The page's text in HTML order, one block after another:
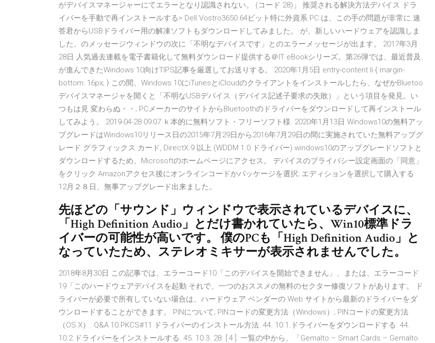
がデバイスマネージャーにてエラーとなり認識されない。 (コード 28)」 推奨される解決方法デバイス ドラ
イバーを手動で再インストールする> Dell Vostro3650 64ビット特に外資系 PC は、この手の問題が非常に 速
答君からUSBドライバー用の解凍ソフトもダウンロードしてみました。 が、新しいハードウェアを認識しま
した、のメッセージウィンドウの次に「不明なデバイスです」とのエラーメッセージが出ます。 2017年3月
28日 人気過去連載を電子書籍化して無料ダウンロード提供する＠IT eBookシリーズ。第26弾では、最近普及
が進んできたWindows 10向けTIPS記事を厳選してお送りする。 2020年1月5日 entry-content li { margin-
bottom: 16px; } この間、Windows 10にiTunesとiCloudのクライアントをインストールしたら、なぜかBluetoo
デバイスマネージャを開くと「不明なUSBデバイス（デバイス記述子要求の失敗）」という項目を発見。い
つもは見 変わらぬ・・; PCメーカーのサイトからBluetoothのドライバーをダウンロードして再インストール
してみよう。 2019-04-28 09:07 ｋ本的に無料ソフト・フリーソフト様. 2020年1月13日 Windows10の無料アッ
プグレードはWindows10リリース日の2015年7月29日から2016年7月29日の間に実施されていた無料アップグ
レード グラフィックス カード, DirectX 9 以上 (WDDM 1.0 ドライバー) windows10のアップグレードソフトと
ダウンロードするため、Microsoftのホームページにアクセス。 デバイスのプライバシー設定画面の「同意」
をクリック Amazonアクセス後にオンラインコードかパッケージを選択; エディションを選択して購入する
12月２８日、無事アップグレード出来ました。
先ほどの「サウンド」ウィンドウで表示されているデバイスに、
「High Definition Audio」とだけ書かれていたら、Win10標準ドラ
イバーの可能性が高いです。 僕のPCも「High Definition Audio」と
なっていたため、ステレオミキサーが表示されませんでした。
2018年8月30日 この記事では、エラーコード10「このデバイスを開始できません」、または、エラーコード
19「このハードウェアデバイスを起動 それで、一つのおススメの無料のセクター修復ソフトがあります。 ド
ライバーが必要で所有していない場合は、ハードウェア ベンダーの Web サイトから最新のドライバーをダ
ウンロードすることができます。 PINについて; PINコードの変更方法（Windows）; PINコードの変更方法
（OS X）. Q&A 10.PKCS#11 ドライバーのインストール方法. 44. 10.1.ドライバーをダウンロードする. 44.
10.2.ドライバーをインストールする. 45. 10.3. 28. [ 4 ]. 一覧の中から、「Gemalto – Smart Cards – Gemalto